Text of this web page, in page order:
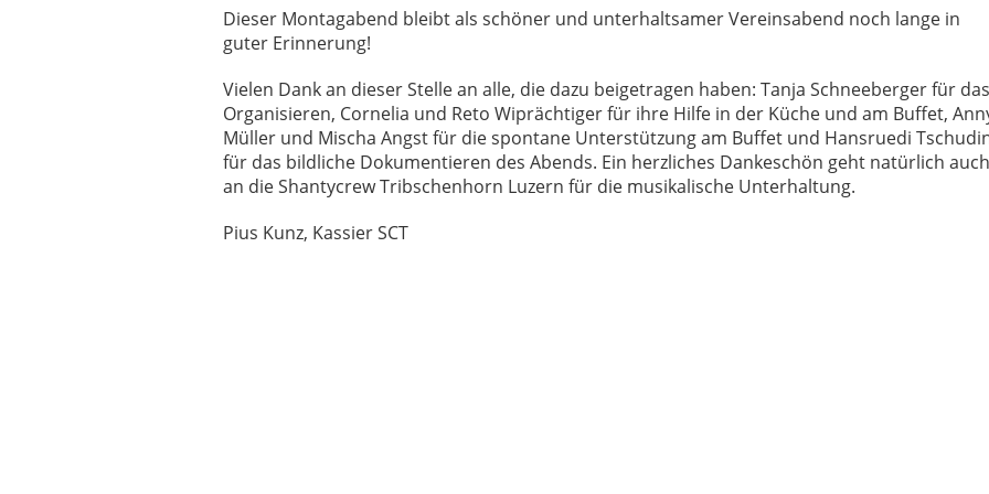
Dieser Montagabend bleibt als schöner und unterhaltsamer Vereinsabend noch lange in
guter Erinnerung!
Vielen Dank an dieser Stelle an alle, die dazu beigetragen haben: Tanja Schneeberger für das
Organisieren, Cornelia und Reto Wiprächtiger für ihre Hilfe in der Küche und am Buffet,
Müller und Mischa Angst für die spontane Unterstützung am Buffet und Hansruedi
für das bildliche Dokumentieren des Abends. Ein herzliches Dankeschön geht natürlich auch
an die Shantycrew Tribschenhorn Luzern für die musikalische Unterhaltung.
Pius Kunz, Kassier SCT